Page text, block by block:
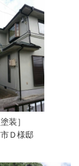
装］
Ｄ様邸